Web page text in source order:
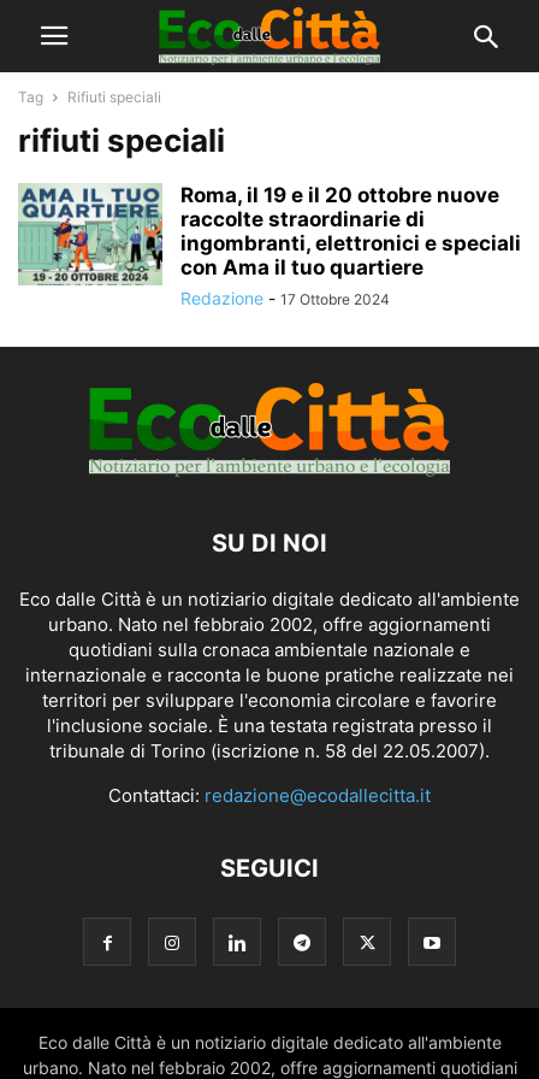
Tag Rifiuti speciali
rifiuti speciali
Roma, il 19 e il 20 ottobre nuove
raccolte straordinarie di
ingombranti, elettronici e speciali
con Ama il tuo quartiere
Redazione - 17 Ottobre 2024
SU DI NOI
Eco dalle Città è un notiziario digitale dedicato all'ambiente
urbano. Nato nel febbraio 2002, offre aggiornamenti
quotidiani sulla cronaca ambientale nazionale e
internazionale e racconta le buone pratiche realizzate nei
territori per sviluppare l'economia circolare e favorire
l'inclusione sociale. È una testata registrata presso il
tribunale di Torino (iscrizione n. 58 del 22.05.2007).
Contattaci: redazione@ecodallecitta.it
SEGUICI
Eco dalle Città è un notiziario digitale dedicato all'ambiente
urbano. Nato nel febbraio 2002, offre aggiornamenti quotidiani